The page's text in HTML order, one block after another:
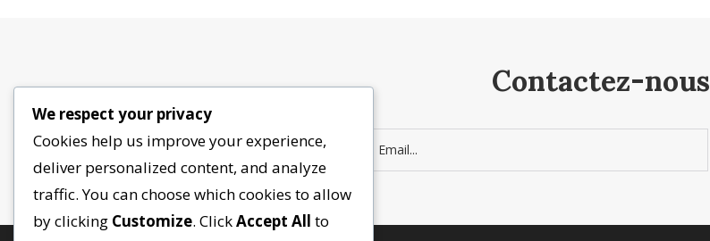
Contactez-nous
We respect your privacy
Cookies help us improve your experience,
deliver personalized content, and analyze
traffic. You can choose which cookies to allow
by clicking Customize. ClickAccept All to